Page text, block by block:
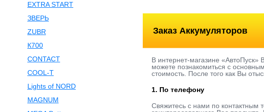
EXTRA START
ЗВЕРЬ
ZUBR
К700
CONTACT
COOL-T
Lights of NORD
MAGNUM
Заказ Аккумуляторов
В интернет-магазине
можете познакомиться с
стоимость. После того как Вы
1. По телефону
Свяжитесь с нами по контактным